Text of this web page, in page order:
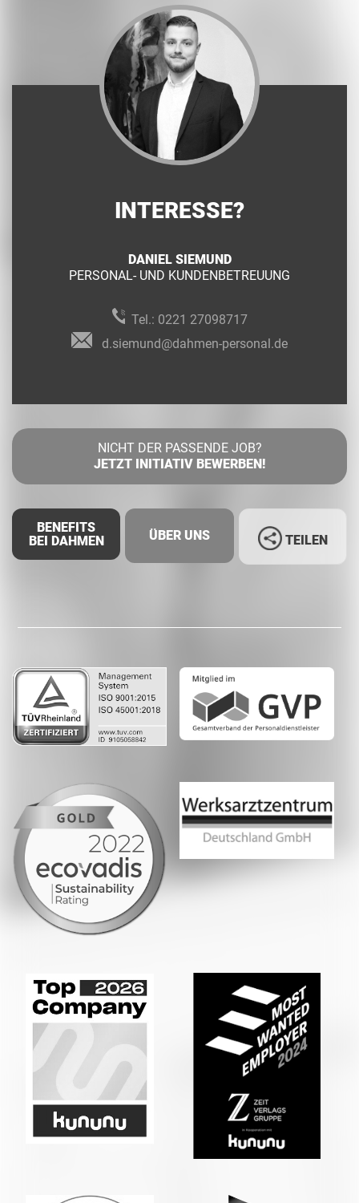
INTERESSE?
DANIEL SIEMUND
PERSONAL- UND KUNDENBETREUUNG
Tel.: 0221 27098717
d.siemund@dahmen-personal.de
NICHT DER PASSENDE JOB?
JETZT INITIATIV BEWERBEN!
BENEFITS
BEI DAHMEN
ÜBER UNS
Whatsapp
TEILEN